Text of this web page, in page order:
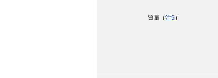
質量（注9 ）